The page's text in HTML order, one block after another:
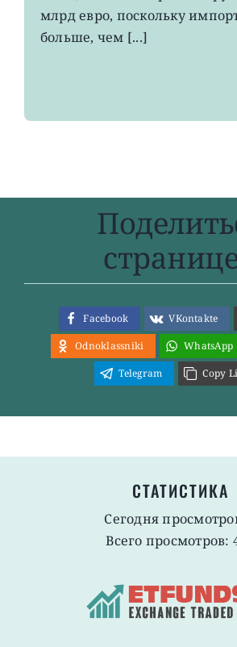
млрд евро, поскольку
больше, чем [...]
Facebook VKontakte
Odnoklassniki
WhatsApp
Telegram
Copy
СТАТИСТИКА
Сегодня
Всего просмотров: